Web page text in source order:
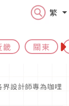
繁
畿 關東
設計師專為咖哩